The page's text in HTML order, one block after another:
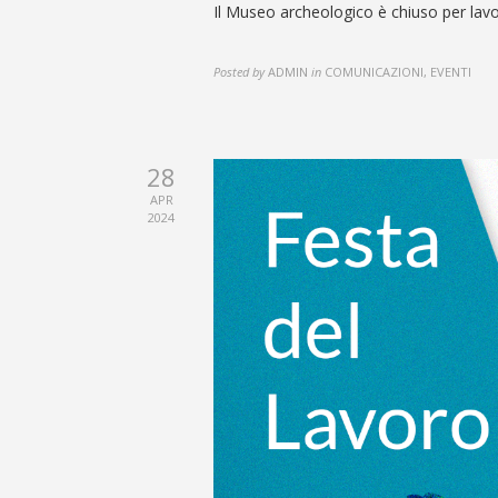
Il Museo archeologico è chiuso per
Posted by ADMIN in COMUNICAZIONI, EVENTI
28
APR
2024